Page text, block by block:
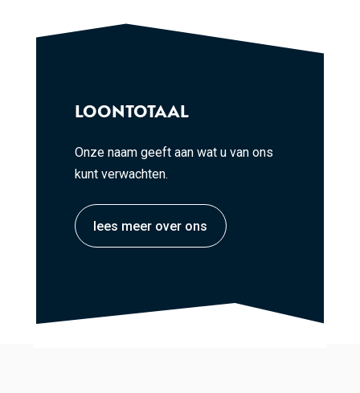
LOONTOTAAL
Onze naam geeft aan wat u van ons
kunt verwachten.
lees meer over ons